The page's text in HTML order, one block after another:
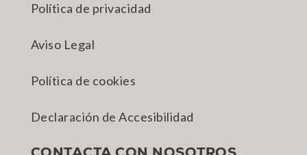
Política de privacidad
Aviso Legal
Política de cookies
Declaración de Accesibilidad